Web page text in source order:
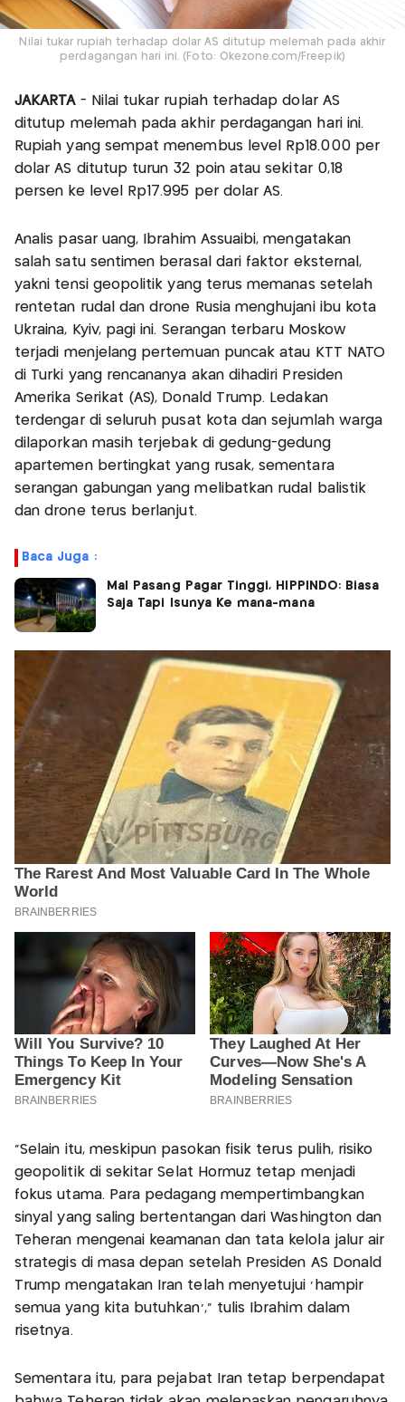
Nilai tukar rupiah terhadap dolar AS ditutup melemah pada akhir
perdagangan hari ini. (Foto: Okezone.com/Freepik)
JAKARTA - Nilai tukar rupiah terhadap dolar AS
ditutup melemah pada akhir perdagangan hari ini.
Rupiah yang sempat menembus level Rp18.000 per
dolar AS ditutup turun 32 poin atau sekitar 0,18
persen ke level Rp17.995 per dolar AS.
Analis pasar uang, Ibrahim Assuaibi, mengatakan
salah satu sentimen berasal dari faktor eksternal,
yakni tensi geopolitik yang terus memanas setelah
rentetan rudal dan drone Rusia menghujani ibu kota
Ukraina, Kyiv, pagi ini. Serangan terbaru Moskow
terjadi menjelang pertemuan puncak atau KTT NATO
di Turki yang rencananya akan dihadiri Presiden
Amerika Serikat (AS), Donald Trump. Ledakan
terdengar di seluruh pusat kota dan sejumlah warga
dilaporkan masih terjebak di gedung-gedung
apartemen bertingkat yang rusak, sementara
serangan gabungan yang melibatkan rudal balistik
dan drone terus berlanjut.
Baca Juga :
Mal Pasang Pagar Tinggi, HIPPINDO: Biasa
Saja Tapi Isunya Ke mana-mana
“Selain itu, meskipun pasokan fisik terus pulih, risiko
geopolitik di sekitar Selat Hormuz tetap menjadi
fokus utama. Para pedagang mempertimbangkan
sinyal yang saling bertentangan dari Washington dan
Teheran mengenai keamanan dan tata kelola jalur air
strategis di masa depan setelah Presiden AS Donald
Trump mengatakan Iran telah menyetujui ‘hampir
semua yang kita butuhkan’,” tulis Ibrahim dalam
risetnya.
Sementara itu, para pejabat Iran tetap berpendapat